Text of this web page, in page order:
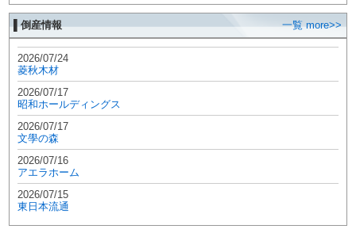
▌倒産情報 一覧 more>>
2026/07/24
菱秋木材
2026/07/17
昭和ホールディングス
2026/07/17
文學の森
2026/07/16
アエラホーム
2026/07/15
東日本流通